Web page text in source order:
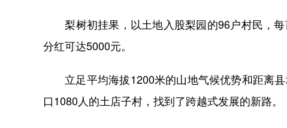
梨树初挂果，以土地入股梨园的96户村民，每
分红可达5000元。
立足平均海拔1200米的山地气候优势和距离县
口1080人的土店子村，找到了跨越式发展的新路。